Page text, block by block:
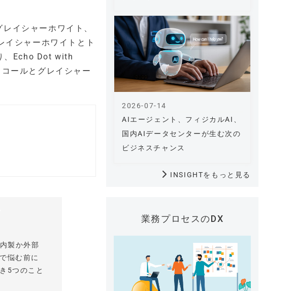
イシャーホワイト、
シャーホワイトとト
、Echo Dot with
ールとグレイシャー
製か外部
悩む前に
5つのこと
AIエージェント、フィジカルAI、
国内AIデータセンターが生む次の
ビジネスチャンス
2026-07-14
INSIGHTをもっと見る
業務プロセスのDX